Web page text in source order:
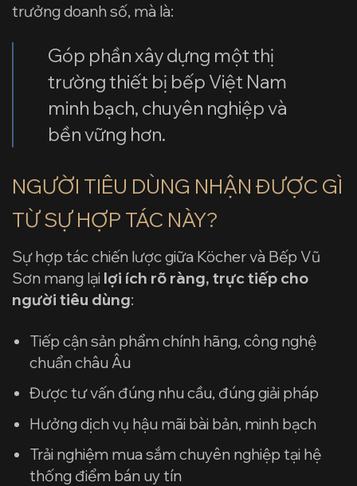
trưởng doanh số, mà là:
Góp phần xây dựng một thị
trường thiết bị bếp Việt Nam
minh bạch, chuyên nghiệp và
bền vững hơn.
NGƯỜI TIÊU DÙNG NHẬN ĐƯỢC GÌ
TỪ SỰ HỢP TÁC NÀY?
Sự hợp tác chiến lược giữa Köcher và Bếp Vũ
Sơn mang lại lợi ích rõ ràng, trực tiếp cho
người tiêu dùng:
Tiếp cận sản phẩm chính hãng, công nghệ
chuẩn châu Âu
Được tư vấn đúng nhu cầu, đúng giải pháp
Hưởng dịch vụ hậu mãi bài bản, minh bạch
Trải nghiệm mua sắm chuyên nghiệp tại hệ
thống điểm bán uy tín